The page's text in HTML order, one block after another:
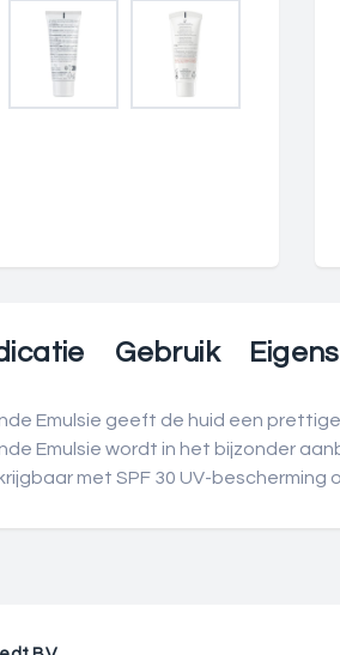
Gebruik
Emulsie geeft de huid een
Emulsie wordt in het bijzonder
met SPF 30 UV-bescherming